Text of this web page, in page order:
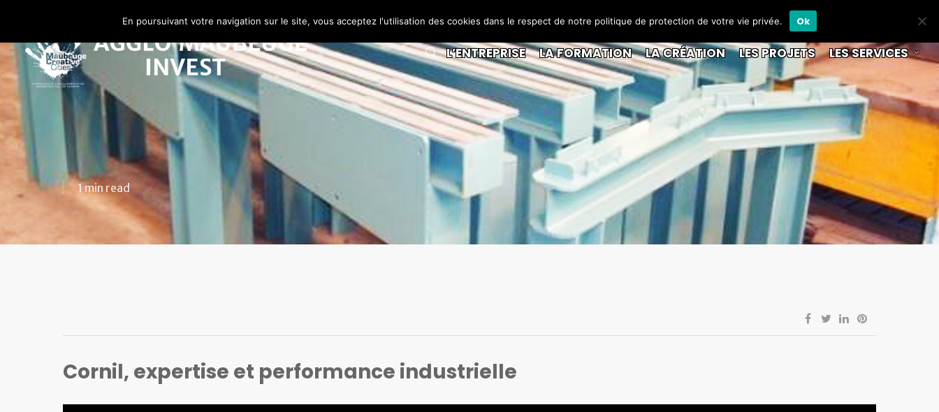
L’ENTREPRISE LA FORMATION LA CRÉATION LES PROJETS LES SERVICES
1 min read
Cornil, expertise et performance industrielle
En poursuivant votre navigation sur le site, vous acceptez l'utilisation des cookies dans le respect de notre politique de protection de votre vie privée. Ok